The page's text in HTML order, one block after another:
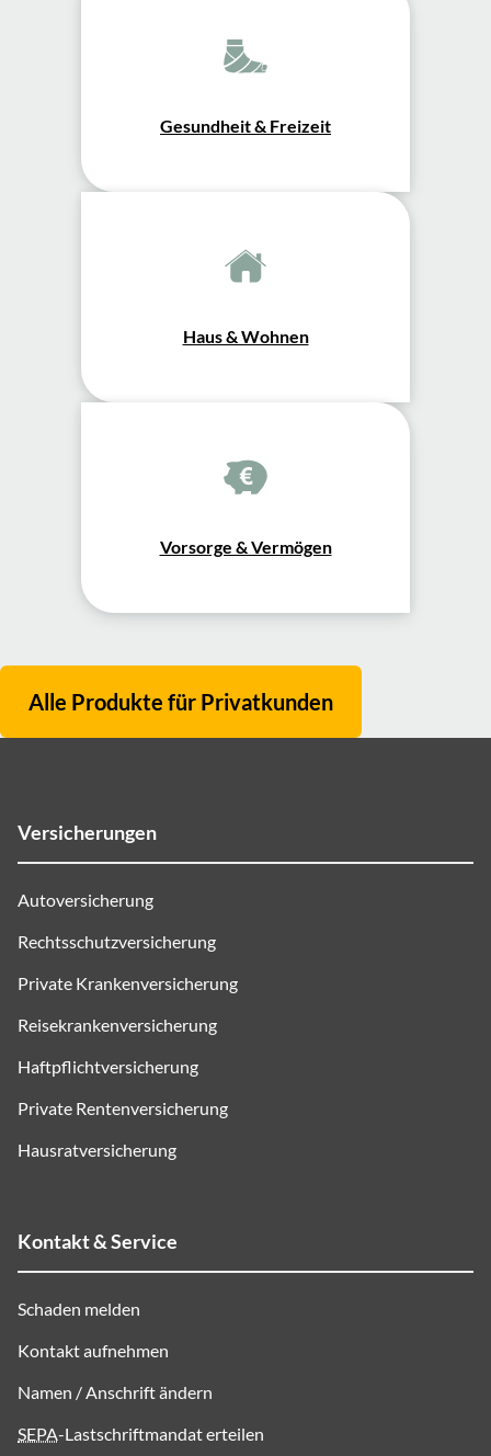
Gesundheit & Freizeit
Haus & Wohnen
Vorsorge & Vermögen
Alle Produkte für Privatkunden
Versicherungen
Autoversicherung
Rechtsschutzversicherung
Private Krankenversicherung
Reisekrankenversicherung
Haftpflichtversicherung
Private Rentenversicherung
Hausratversicherung
Kontakt & Service
Schaden melden
Kontakt aufnehmen
Namen / Anschrift ändern
SEPA-Lastschriftmandat erteilen